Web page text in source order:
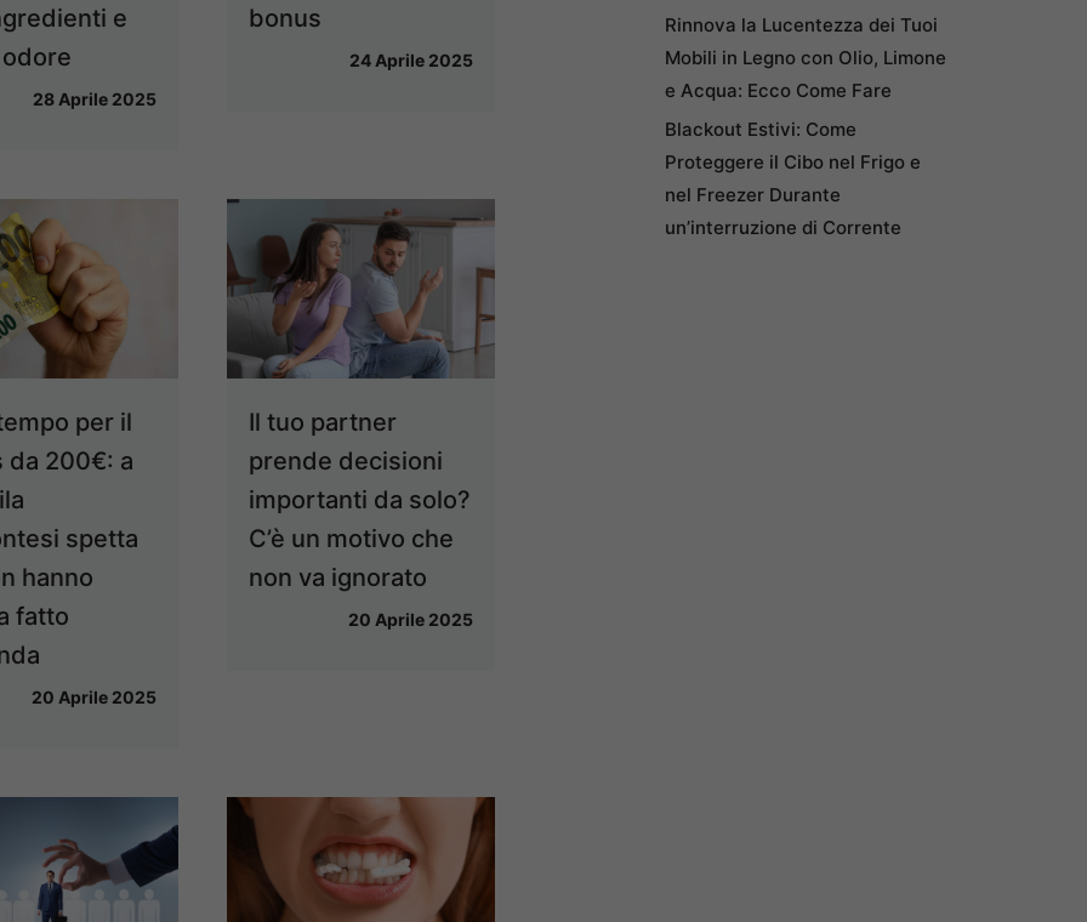
e
28 Aprile 2025
bonus
24 Aprile 2025
per il
da 200€: a
spetta
hanno
fatto
20 Aprile 2025
Il tuo partner
prende decisioni
importanti da solo?
C’è un motivo che
non va ignorato
20 Aprile 2025
Rinnova la Lucentezza dei Tuoi
Mobili in Legno con Olio, Limone
e Acqua: Ecco Come Fare
Blackout Estivi: Come
Proteggere il Cibo nel Frigo e
nel Freezer Durante
un’interruzione di Corrente